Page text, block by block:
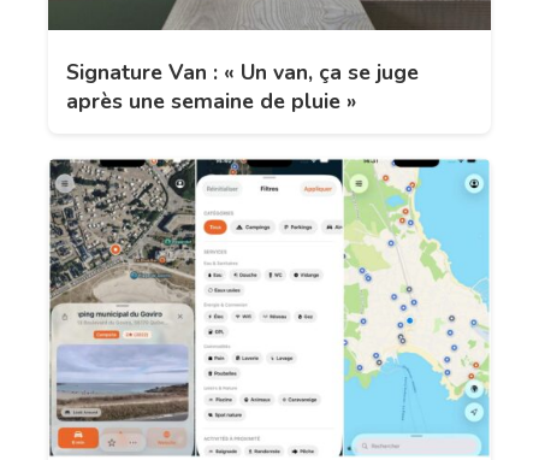
Signature Van : « Un van, ça se juge
après une semaine de pluie »